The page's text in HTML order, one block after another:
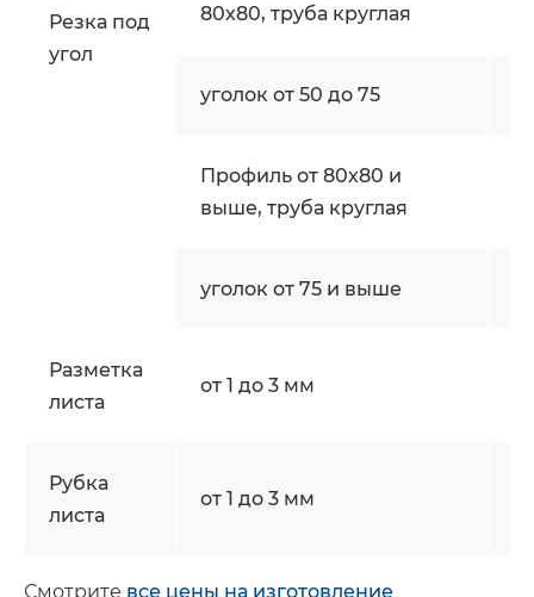
Резка под
угол
80х80, труба круглая
уголок от 50 до 75
Профиль от 80х80 и
выше, труба круглая
уголок от 75 и выше
Разметка
листа
от 1 до 3 мм
Рубка
листа
от 1 до 3 мм
Смотрите все цены на изготовление